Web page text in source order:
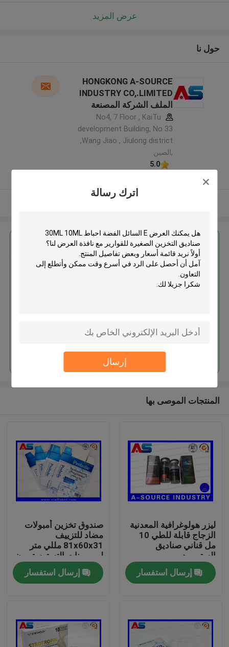
اترك رسالة
إرسال
بيت
معلومات عنا
عرض المزيد
حول نا
HONGKONG A-SOURCE
INDUSTRY CO,.LIMITED
الملف الشركة المصنعة
No4, 7 Floor , KaiTu
development Building, No 33
,Wang Jiao , Jiulong district
,الصين
5.0
احصل على افضل سعر ل
استمر
المنتجات الموصى بها
ليزر هولوغرافية المعدنية
الزجاج قابلة للطي 10
مل قناني صناديق
الستيرويد
إرسال استفسار
صندوق تخزين أمبولات
مضاد للتزييف
81x60x31 مللي متر
لبروبيونات التستوستيرون
1 مللي
إرسال استفسار